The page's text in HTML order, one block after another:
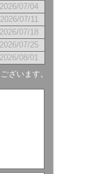
2026/07/04
2026/07/11
2026/07/18
2026/07/25
2026/08/01
ざいます。